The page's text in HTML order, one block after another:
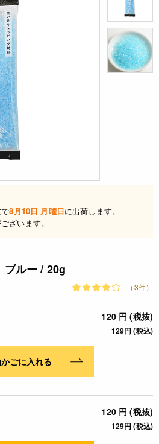
8月10日 月曜日に出荷します。
ざいます。
ルー / 20g
（3件）
120 円 (税抜)
129円 (税込)
ごに入れる
120 円 (税抜)
129円 (税込)